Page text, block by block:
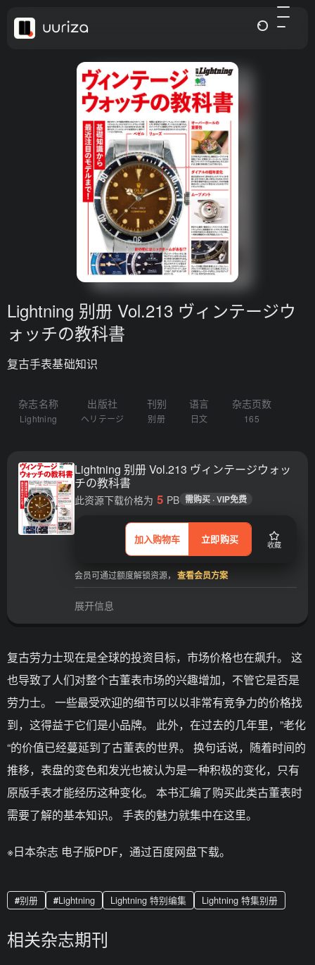
Lightning 别册 Vol.213 ヴィンテージウ
ォッチの教科書
复古手表基础知识
杂志名称
Lightning
出版社
ヘリテージ
刊别
别册
语言
日文
杂志页数
165
Lightning 别册 Vol.213 ヴィンテージウォッ
チの教科書
加入购物车 立即购买 收藏
此资源下载价格为 5 PB 需购买 · VIP免费
会员可通过额度解锁资源， 查看会员方案
展开信息
复古劳力士现在是全球的投资目标，市场价格也在飙升。 这
也导致了人们对整个古董表市场的兴趣增加，不管它是否是
劳力士。 一些最受欢迎的细节可以以非常有竞争力的价格找
到，这得益于它们是小品牌。 此外，在过去的几年里，”老化
“的价值已经蔓延到了古董表的世界。 换句话说，随着时间的
推移，表盘的变色和发光也被认为是一种积极的变化，只有
原版手表才能经历这种变化。 本书汇编了购买此类古董表时
需要了解的基本知识。 手表的魅力就集中在这里。
※日本杂志 电子版PDF，通过百度网盘下载。
别册 Lightning Lightning 特别编集 Lightning 特集别册
相关杂志期刊